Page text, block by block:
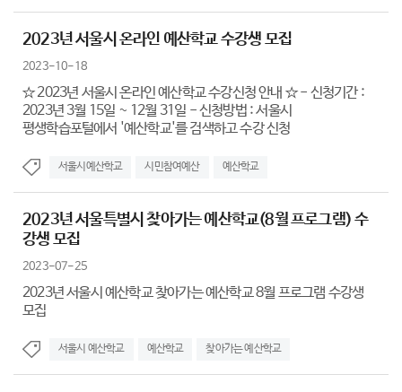
2023년 서울시 온라인 예산학교 수강생 모집
2023-10-18
☆ 2023년 서울시 온라인 예산학교 수강신청 안내 ☆ - 신청기간 :
2023년 3월 15일 ~ 12월 31일 - 신청방법 : 서울시
평생학습포털에서 '예산학교'를 검색하고 수강 신청
서울시예산학교 시민참여예산 예산학교
2023년 서울특별시 찾아가는 예산학교(8월 프로그램) 수
강생 모집
2023-07-25
2023년 서울시 예산학교 찾아가는 예산학교 8월 프로그램 수강생
모집
서울시 예산학교 예산학교 찾아가는 예산학교